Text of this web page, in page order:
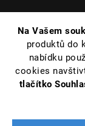
Na Vašem
produktů do
nabídku
cookies
tlačítko
Všechna